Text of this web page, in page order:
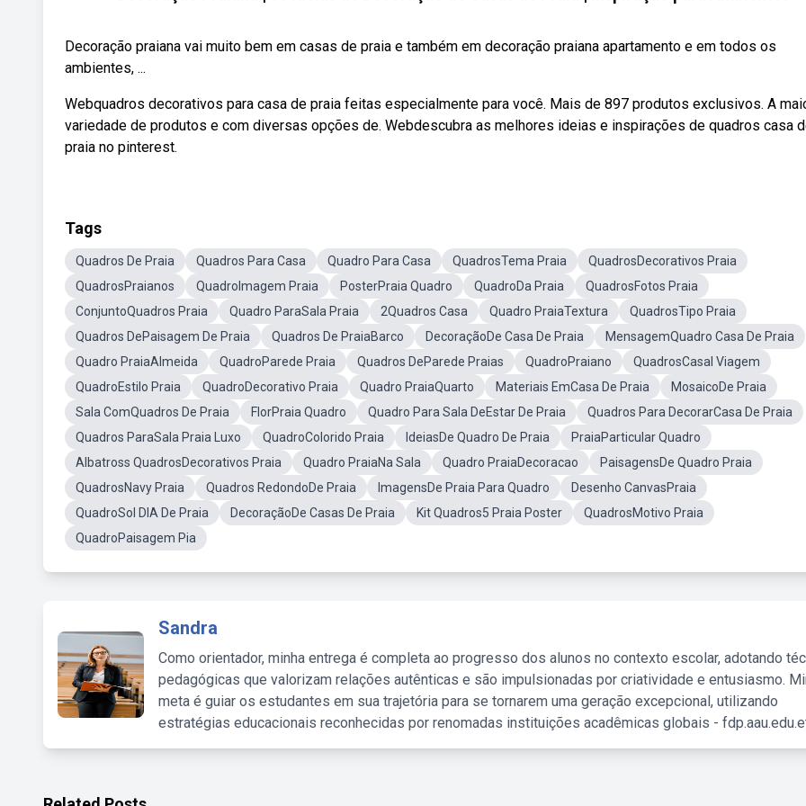
Decoração praiana vai muito bem em casas de praia e também em decoração praiana apartamento e em todos os
ambientes, ...
Webquadros decorativos para casa de praia feitas especialmente para você. Mais de 897 produtos exclusivos. A
variedade de produtos e com diversas opções de. Webdescubra as melhores ideias e inspirações de quadros casa
praia no pinterest.
Tags
Quadros De Praia Quadros Para Casa Quadro Para Casa QuadrosTema Praia
QuadrosDecorativos Praia
QuadrosPraianos
QuadroImagem Praia PosterPraia Quadro QuadroDa Praia
QuadrosFotos Praia
ConjuntoQuadros Praia
Quadro ParaSala Praia 2Quadros Casa Quadro PraiaTextura
QuadrosTipo Praia
Quadros DePaisagem De Praia
Quadros De PraiaBarco DecoraçãoDe Casa De Praia
MensagemQuadro Casa De Praia
Quadro PraiaAlmeida
QuadroParede Praia Quadros DeParede Praias QuadroPraiano
QuadrosCasal Viagem
QuadroEstilo Praia
QuadroDecorativo Praia Quadro PraiaQuarto Materiais EmCasa De Praia
MosaicoDe Praia
Sala ComQuadros De Praia
FlorPraia Quadro Quadro Para Sala DeEstar De Praia
Quadros Para DecorarCasa De Praia
Quadros ParaSala Praia Luxo
QuadroColorido Praia IdeiasDe Quadro De Praia
PraiaParticular Quadro
Albatross QuadrosDecorativos Praia
Quadro PraiaNa Sala Quadro PraiaDecoracao
PaisagensDe Quadro Praia
QuadrosNavy Praia
Quadros RedondoDe Praia ImagensDe Praia Para Quadro
Desenho CanvasPraia
QuadroSol DIA De Praia
DecoraçãoDe Casas De Praia Kit Quadros5 Praia Poster
QuadrosMotivo Praia
QuadroPaisagem Pia
Sandra
Como orientador, minha entrega é completa ao progresso dos alunos no contexto escolar, adotando
pedagógicas que valorizam relações autênticas e são impulsionadas por criatividade e entusiasmo.
meta é guiar os estudantes em sua trajetória para se tornarem uma geração excepcional, utilizando
estratégias educacionais reconhecidas por renomadas instituições acadêmicas globais -